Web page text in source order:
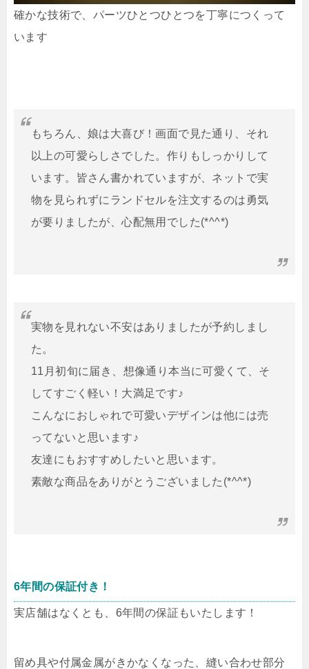
確かな技術で、パーツひとつひとつを丁寧につくって
います
もちろん、娘は大喜び！画面で見た通り、それ
以上の可愛らしさでした。作りもしっかりして
います。皆さん書かれていますが、ネットで実
物を見られずにランドセルを注文するのは勇気
が要りましたが、心配無用でした(*^^*)
実物を見れない不安はありましたが予約しまし
た。
11月初旬に届き、想像通り本当に可愛くて、そ
してすごく軽い！大満足です♪
こんなにおしゃれで可愛いデザインは他には売
ってないと思います♪
友達にもおすすめしたいと思います。
素敵な商品をありがとうございました(*^^*)
6年間の保証付き！
実店舗はなくとも、6年間の保証もいたします！
留め具や付属金属がきかなくなった、縫い合わせ部分